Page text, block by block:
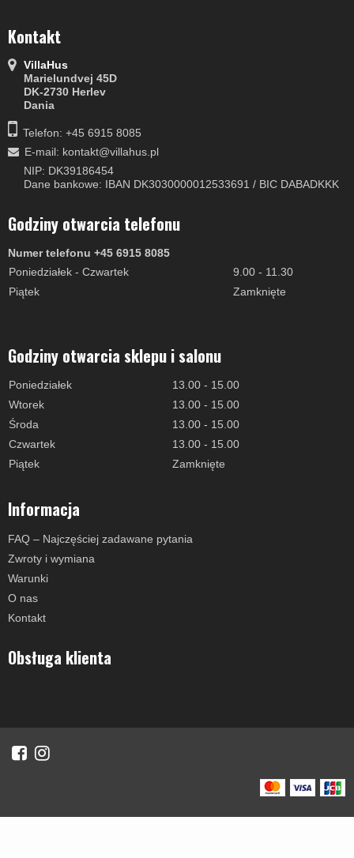
Kontakt
VillaHus
Marielundvej 45D
DK-2730 Herlev
Dania
Telefon: +45 6915 8085
E-mail: kontakt@villahus.pl
NIP: DK39186454
Dane bankowe: IBAN DK3030000012533691 / BIC DABADKKK
Godziny otwarcia telefonu
Numer telefonu +45 6915 8085
Poniedziałek - Czwartek
9.00 - 11.30
Piątek
Zamknięte
Godziny otwarcia sklepu i salonu
Poniedziałek
13.00 - 15.00
Wtorek
13.00 - 15.00
Środa
13.00 - 15.00
Czwartek
13.00 - 15.00
Piątek
Zamknięte
Informacja
FAQ – Najczęściej zadawane pytania
Zwroty i wymiana
Warunki
O nas
Kontakt
Obsługa klienta